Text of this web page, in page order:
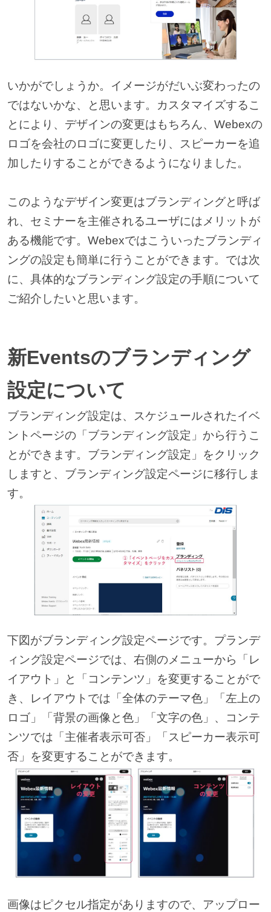
いかがでしょうか。イメージがだいぶ変わったの
ではないかな、と思います。カスタマイズするこ
とにより、デザインの変更はもちろん、Webexの
ロゴを会社のロゴに変更したり、スピーカーを追
加したりすることができるようになりました。
このようなデザイン変更はブランディングと呼ば
れ、セミナーを主催されるユーザにはメリットが
ある機能です。Webexではこういったブランディ
ングの設定も簡単に行うことができます。では次
に、具体的なブランディング設定の手順について
ご紹介したいと思います。
新Eventsのブランディング
設定について
ブランディング設定は、スケジュールされたイベ
ントページの「ブランディング設定」から行うこ
とができます。ブランディング設定」をクリック
しますと、ブランディング設定ページに移行しま
す。
下図がブランディング設定ページです。プランデ
ィング設定ページでは、右側のメニューから「レ
イアウト」と「コンテンツ」を変更することがで
き、レイアウトでは「全体のテーマ色」「左上の
ロゴ」「背景の画像と色」「文字の色」、コンテ
ンツでは「主催者表示可否」「スピーカー表示可
否」を変更することができます。
画像はピクセル指定がありますので、アップロー